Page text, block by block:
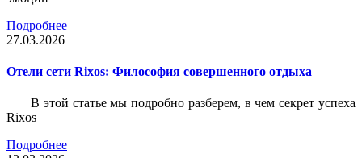
Подробнее
27.03.2026
Отели сети Rixos: Философия совершенного отдыха
В этой статье мы подробно разберем, в чем секрет успеха
Rixos
Подробнее